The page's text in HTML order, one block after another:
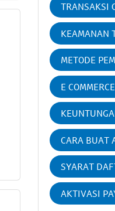
TRANSAKSI
KEAMANAN
METODE
E COMMERCE
CARA BUAT
SYARAT
AKTIVASI